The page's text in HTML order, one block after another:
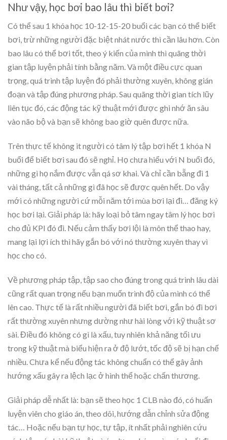
Như vậy, học bơi bao lâu thì biết bơi?
Có thể sau 1 khóa học 10-12-15-20 buổi các bạn có thể biết
bơi, trừ những người đặc biệt nhát nước thì cần lâu hơn. Còn
bao lâu có thể bơi tốt, theo ý kiến của mình thì quãng thời
gian tập luyện phải tính bằng năm. Và một điều cực quan
trọng, quá trình tập luyện đó phải thường xuyên, không gián
đoạn và tập đúng phương pháp. Sau quãng thời gian tích lũy
liên tục đó, các động tác kỹ thuật mới được ghi nhớ ăn sâu
vào não bộ và bạn sẽ không bao giờ quên được nữa.
Trên thực tế không it người có tâm lý tập bơi hết 1 khóa N
buổi để biết bơi sau đó sẽ nghỉ. Họ chưa hiểu với N buổi đó,
những gì họ nắm được vẫn qá sơ khai. Và chỉ cần bẵng đi 1
vài tháng, tất cả những gì đã học sẽ được quên hết. Do vậy
mới có những người cứ mỗi năm tới mùa bơi lại đi… đăng ký
học bơi lại. Giải pháp là: hãy loại bỏ tâm ngay tâm lý học bơi
cho đủ KPI đó đi. Nếu cảm thấy bơi lội là môn thể thao hay,
mang lại lợi ích thì hãy gắn bó với nó thường xuyên thay vì
học cho có.
Về phương pháp tập, tập sao cho đúng trong quá trình lâu dài
cũng rất quan trọng nếu bạn muốn trình độ của mình có thể
lên cao. Thực tế là rất nhiều người đã biết bơi, gắn bó đi bơi
rất thường xuyên nhưng dường như hài lòng với kỹ thuật sơ
sài. Điều đó không có gì là xấu, tuy nhiên khả năng tối ưu
trong kỹ thuật mà biểu hiện ra ở độ lướt, tốc độ sẽ bị hạn chế
nhiều. Chưa kể nếu động tác không chuẩn có thể gây ảnh
hướng xấu gây ra lệch lạc ở hình thể hoặc chấn thương.
Giải pháp dễ nhất là: bạn sẽ theo học 1 CLB nào đó, có huấn
luyện viên cho giáo án, theo dõi, hướng dẫn chỉnh sửa động
tác… Hoặc nếu bạn tự học, tự tập, ít nhất phải nghiên cứu